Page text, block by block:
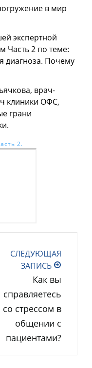
в мир
экспертной
Часть 2 по теме:
диагноза. Почему
врач-
клиники ОФС,
грани
2.
СЛЕДУЮЩАЯ
ЗАПИСЬ
Как вы
справляетесь
со стрессом в
общении с
пациентами?